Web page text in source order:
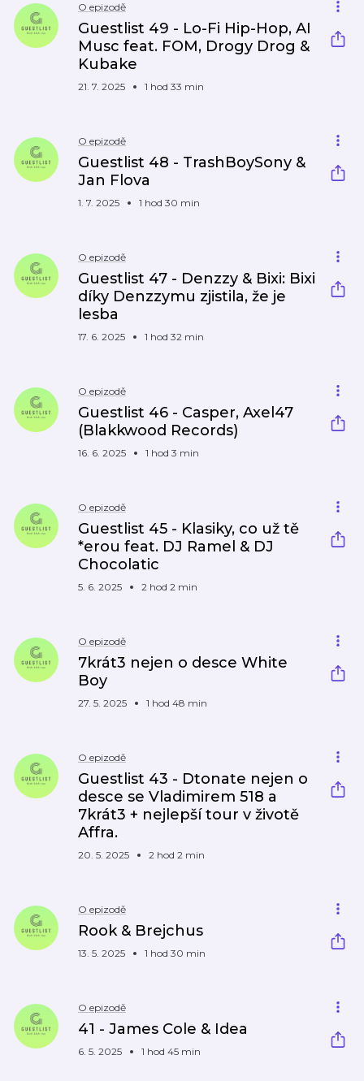
O epizodě
Guestlist 49 - Lo-Fi Hip-Hop, AI
Musc feat. FOM, Drogy Drog &
Kubake
21. 7. 2025 1 hod 33 min
O epizodě
Guestlist 48 - TrashBoySony &
Jan Flova
1. 7. 2025 1 hod 30 min
O epizodě
Guestlist 47 - Denzzy & Bixi: Bixi
díky Denzzymu zjistila, že je
lesba
17. 6. 2025 1 hod 32 min
O epizodě
Guestlist 46 - Casper, Axel47
(Blakkwood Records)
16. 6. 2025 1 hod 3 min
O epizodě
Guestlist 45 - Klasiky, co už tě
*erou feat. DJ Ramel & DJ
Chocolatic
5. 6. 2025 2 hod 2 min
O epizodě
7krát3 nejen o desce White
Boy
27. 5. 2025 1 hod 48 min
O epizodě
Guestlist 43 - Dtonate nejen o
desce se Vladimirem 518 a
7krát3 + nejlepší tour v životě
Affra.
20. 5. 2025 2 hod 2 min
O epizodě
Rook & Brejchus
13. 5. 2025 1 hod 30 min
O epizodě
41 - James Cole & Idea
6. 5. 2025 1 hod 45 min